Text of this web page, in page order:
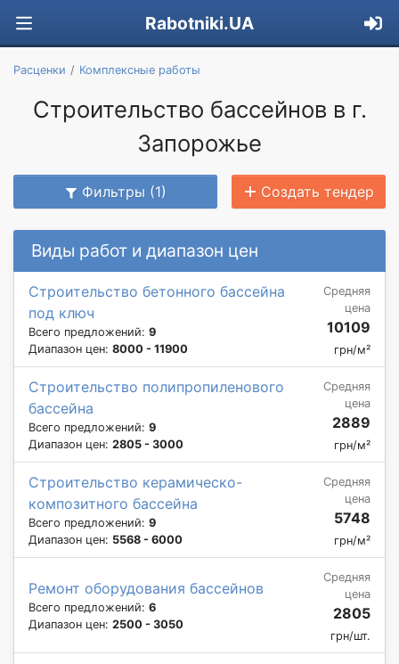
Rabotniki.UA
Расценки Комплексные работы
Строительство бассейнов в г.
Запорожье
Фильтры (1) Создать тендер
Виды работ и диапазон цен
Cтроительство бетонного бассейна
под ключ
Всего предложений: 9
Диапазон цен: 8000 - 11900
Средняя
цена
10109
грн/м²
Строительство полипропиленового
бассейна
Всего предложений: 9
Диапазон цен: 2805 - 3000
Средняя
цена
2889
грн/м²
Строительство керамическо-
композитного бассейна
Всего предложений: 9
Диапазон цен: 5568 - 6000
Средняя
цена
5748
грн/м²
Ремонт оборудования бассейнов
Всего предложений: 6
Диапазон цен: 2500 - 3050
Средняя
цена
2805
грн/шт.